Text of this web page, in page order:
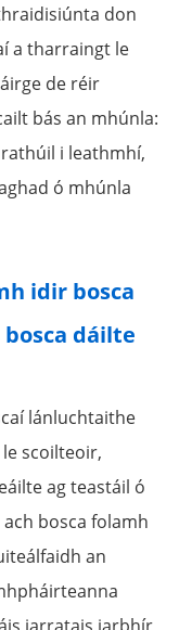
don
a tharraingt le
de réir
bás an mhúnla:
i leathmhí,
ó mhúnla
idir bosca
dáilte
lánluchtaithe
scoilteoir,
ag teastáil ó
bosca folamh
an
iarratais iarbhír